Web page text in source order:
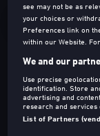
2020 74 Min
Documentario
see may not be as
your choices or
Preferences link on
within our Website.
We and our
Use precise
identification. Store
advertising and
research and services
List of Partners